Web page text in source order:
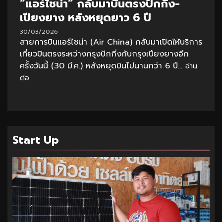
“แอร์ไชน่า” กลับมาบินตรงปักกิ่ง-
เปียงยาง หลังหยุดยาว 6 ปี
30/03/2026
สายการบินแอร์ไชน่า (Air China) กลับมาเปิดให้บริการ
เที่ยวบินตรงระหว่างกรุงปักกิ่งกับกรุงเปียงยางอีก
ครั้งวันนี้ (30 มี.ค.) หลังหยุดบินไปนานกว่า 6 ปี... อ่าน
ต่อ
Start Up